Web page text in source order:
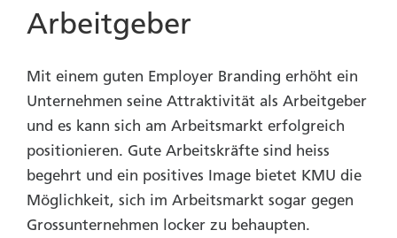
Arbeitgeber
Mit einem guten Employer Branding erhöht ein
Unternehmen seine Attraktivität als Arbeitgeber
und es kann sich am Arbeitsmarkt erfolgreich
positionieren. Gute Arbeitskräfte sind heiss
begehrt und ein positives Image bietet KMU die
Möglichkeit, sich im Arbeitsmarkt sogar gegen
Grossunternehmen locker zu behaupten.